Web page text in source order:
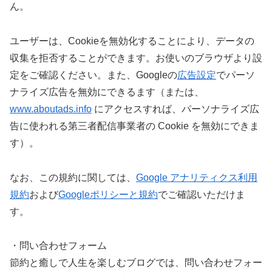
ん。
ユーザーは、Cookieを無効化することにより、データの
収集を拒否することができます。お使いのブラウザより設
定をご確認ください。また、Googleの広告設定でパーソ
ナライズ広告を無効にできるます（または、
www.aboutads.info にアクセスすれば、パーソナライズ広
告に使われる第三者配信事業者の Cookie を無効にできま
す）。
なお、この規約に関しては、 Google アナリティクス利用
規約およびGoogleポリシーと規約でご確認いただけま
す。
・問い合わせフォーム
節約と癒しで人生を楽しむブログでは、問い合わせフォー